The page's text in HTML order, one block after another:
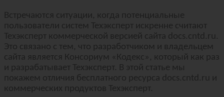
Встречаются ситуации, когда потенциальные
пользователи систем Техэксперт искренне считают
Техэксперт коммерческой версией сайта docs.cntd . ru .
Это связано с тем, что разработчиком и владельцем
сайта является Консориум «Кодекс», который как раз
и разрабатывает Техэксперт. В этой статье мы
покажем отличия бесплатного ресурса docs.cntd . ru и
коммерческих продуктов Техэксперт.